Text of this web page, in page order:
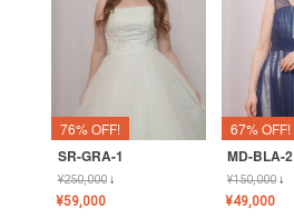
76% OFF!
SR-GRA-1
¥250,000↓
¥59,000
67% OFF!
MD-BLA-2
¥150,000↓
¥49,000